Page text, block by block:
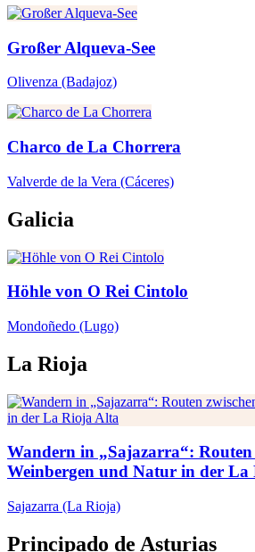
Großer Alqueva-See
Olivenza (Badajoz)
Charco de La Chorrera
Valverde de la Vera (Cáceres)
Galicia
Höhle von O Rei Cintolo
Mondoñedo (Lugo)
La Rioja
Wandern in „Sajazarra“: Routen
Weinbergen und Natur in der
Sajazarra (La Rioja)
Principado de Asturias